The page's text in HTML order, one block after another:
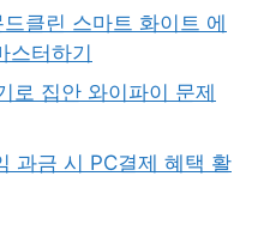
클린 스마트 화이트 에
스터하기
로 집안 와이파이 문제
과금 시 PC결제 혜택 활